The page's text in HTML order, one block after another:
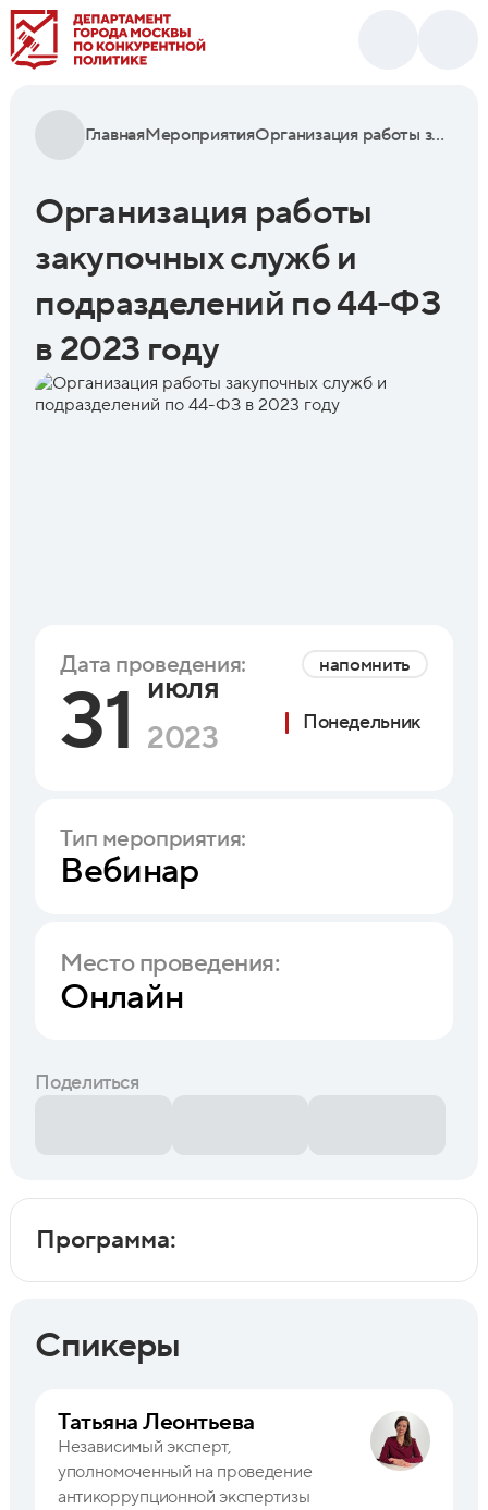
ГлавнаяМероприятия Организация работы закупочных служб и подразделений по 44-ФЗ в 2023 году
Организация работы
закупочных служб и
подразделений по 44-ФЗ
в 2023 году
Дата проведения: напомнить
31 июля
2023
Понедельник
Тип мероприятия:
Вебинар
Место проведения:
Онлайн
Поделиться
Программа:
Спикеры
Татьяна Леонтьева
Независимый эксперт,
уполномоченный на проведение
антикоррупционной экспертизы